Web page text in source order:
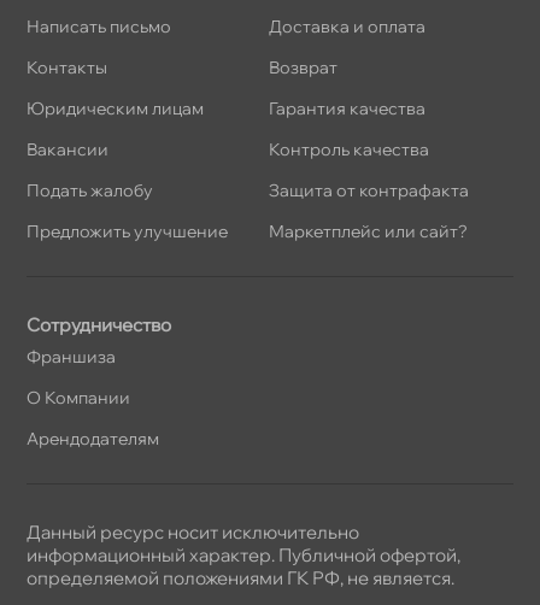
Написать письмо
Контакты
Юридическим лицам
акансии
Подать жалобу
Предложить улучшение
Доставка и оплата
озврат
Гарантия качества
Контроль качества
Защита от контрафакта
Маркетплейс или сайт?
Сотрудничество
Франшиза
О Компании
Арендодателям
Данный ресурс носит исключительно
информационный характер. Публичной офертой,
определяемой положениями ГК РФ, не является.